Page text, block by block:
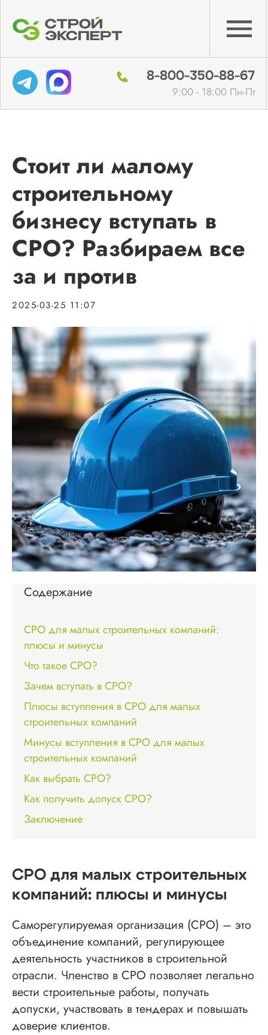
Стоит ли малому
строительному
бизнесу вступать в
СРО? Разбираем все
за и против
2025-03-25 11:07
Содержание
СРО для малых строительных компаний:
плюсы и минусы
Что такое СРО?
Зачем вступать в СРО?
Плюсы вступления в СРО для малых
строительных компаний
Минусы вступления в СРО для малых
строительных компаний
Как выбрать СРО?
Как получить допуск СРО?
Заключение
СРО для малых строительных
компаний: плюсы и минусы
Саморегулируемая организация (СРО) – это
объединение компаний, регулирующее
деятельность участников в строительной
отрасли. Членство в СРО позволяет легально
вести строительные работы, получать
допуски, участвовать в тендерах и повышать
доверие клиентов.